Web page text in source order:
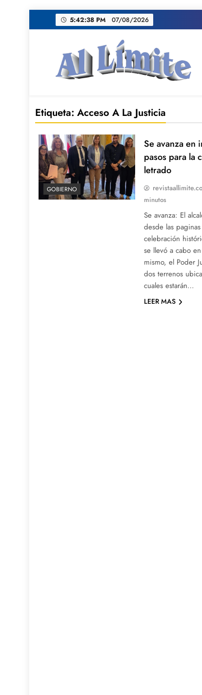
al
5:42:39 PM 07/08/2026
Etiqueta: Acceso A La Justicia
GOBIERNO
Se avanza en
pasos para la
letrado
minutos
Se avanza: El
desde las
celebración
se llevó a cabo
mismo, el Poder
dos terrenos
cuales estarán…
LEER MAS